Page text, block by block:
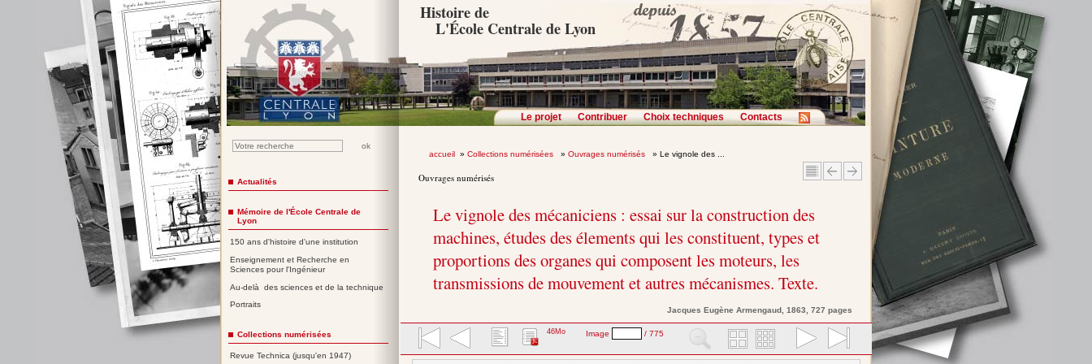
Histoire de
L'École Centrale de Lyon
Le projet Contribuer Choix techniques Contacts
accueil» Collections numérisées » Ouvrages numérisés » Le vignole des ...
Ouvrages numérisés
Le vignole des mécaniciens : essai sur la construction des
machines, études des élements qui les constituent, types et
proportions des organes qui composent les moteurs, les
transmissions de mouvement et autres mécanismes. Texte.
Jacques EugèneArmengaud, 1863, 727 pages
46Mo Image / 775
Actualités
Mémoire de l'École Centrale de
Lyon
150 ans d'histoire d'une institution
Enseignement et Recherche en
Sciences pour l'Ingénieur
Au-delà des sciences et de la technique
Portraits
Collections numérisées
Revue Technica (jusqu'en 1947)